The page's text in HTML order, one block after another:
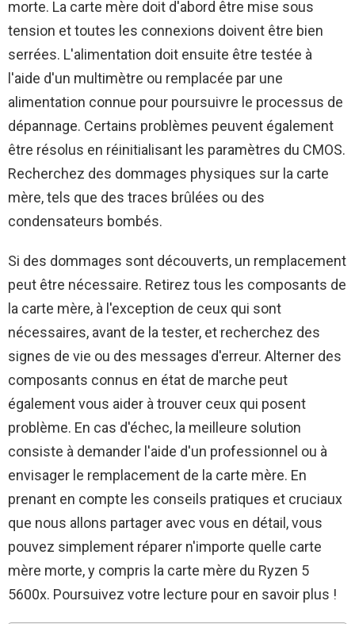
morte. La carte mère doit d'abord être mise sous
tension et toutes les connexions doivent être bien
serrées. L'alimentation doit ensuite être testée à
l'aide d'un multimètre ou remplacée par une
alimentation connue pour poursuivre le processus de
dépannage. Certains problèmes peuvent également
être résolus en réinitialisant les paramètres du CMOS.
Recherchez des dommages physiques sur la carte
mère, tels que des traces brûlées ou des
condensateurs bombés.
Si des dommages sont découverts, un remplacement
peut être nécessaire. Retirez tous les composants de
la carte mère, à l'exception de ceux qui sont
nécessaires, avant de la tester, et recherchez des
signes de vie ou des messages d'erreur. Alterner des
composants connus en état de marche peut
également vous aider à trouver ceux qui posent
problème. En cas d'échec, la meilleure solution
consiste à demander l'aide d'un professionnel ou à
envisager le remplacement de la carte mère. En
prenant en compte les conseils pratiques et cruciaux
que nous allons partager avec vous en détail, vous
pouvez simplement réparer n'importe quelle carte
mère morte, y compris la carte mère du Ryzen 5
5600x. Poursuivez votre lecture pour en savoir plus !